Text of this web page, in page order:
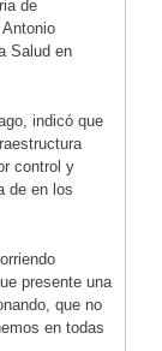
de
Salud en
indicó que
control y
de en los
presente una
que no
en todas